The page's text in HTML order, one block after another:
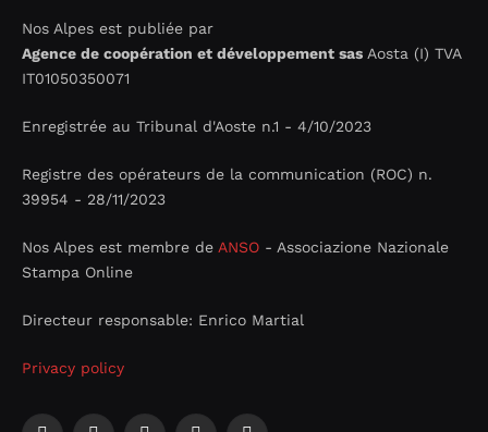
Nos Alpes est publiée par
Agence de coopération et développement sas Aosta (I) TVA
IT01050350071
Enregistrée au Tribunal d'Aoste n.1 - 4/10/2023
Registre des opérateurs de la communication (ROC) n.
39954 - 28/11/2023
Nos Alpes est membre de ANSO - Associazione Nazionale
Stampa Online
Directeur responsable: Enrico Martial
Privacy policy